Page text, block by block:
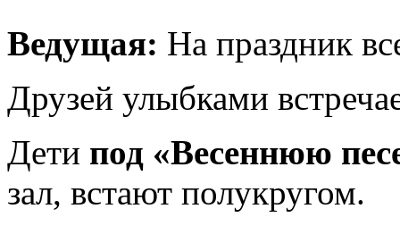
Ведущая: На праздник
Друзей улыбками
Дети под «Весеннюю
зал, встают полукругом.